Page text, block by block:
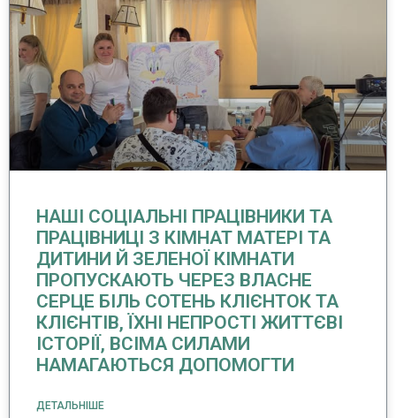
НАШІ СОЦІАЛЬНІ ПРАЦІВНИКИ ТА
ПРАЦІВНИЦІ З КІМНАТ МАТЕРІ ТА
ДИТИНИ Й ЗЕЛЕНОЇ КІМНАТИ
ПРОПУСКАЮТЬ ЧЕРЕЗ ВЛАСНЕ
СЕРЦЕ БІЛЬ СОТЕНЬ КЛІЄНТОК ТА
КЛІЄНТІВ, ЇХНІ НЕПРОСТІ ЖИТТЄВІ
ІСТОРІЇ, ВСІМА СИЛАМИ
НАМАГАЮТЬСЯ ДОПОМОГТИ
ДЕТАЛЬНІШЕ